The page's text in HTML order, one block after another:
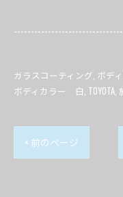
ガラスコーティング ボデ
ボディカラー 白 TOYOTA
< 前のページ